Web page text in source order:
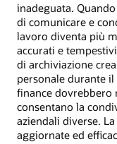
inadeguata.
di comunicare e
lavoro diventa più
accurati e
di archiviazione
personale durante
finance dovrebbero
consentano la
aziendali diverse.
aggiornate ed